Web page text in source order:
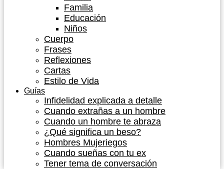
Familia
Educación
Niños
Cuerpo
Frases
Reflexiones
Cartas
Estilo de Vida
Guías
Infidelidad explicada a detalle
Cuando extrañas a un hombre
Cuando un hombre te abraza
¿Qué significa un beso?
Hombres Mujeriegos
Cuando sueñas con tu ex
Tener tema de conversación